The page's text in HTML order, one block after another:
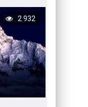
2 932